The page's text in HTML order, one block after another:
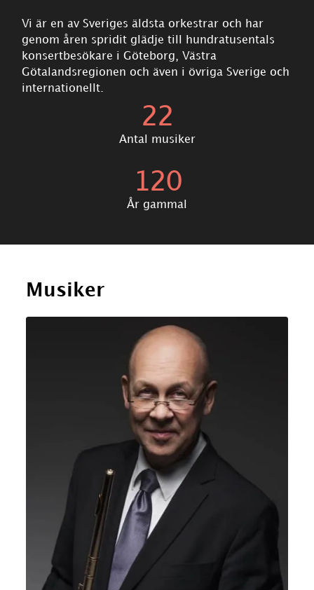
Vi är en av Sveriges äldsta orkestrar och har
genom åren spridit glädje till hundratusentals
konsertbesökare i Göteborg, Västra
Götalandsregionen och även i övriga Sverige och
internationellt.
22
Antal musiker
120
År gammal
Musiker